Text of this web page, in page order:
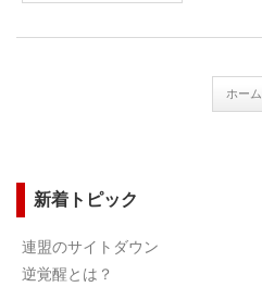
ホーム
新着トピック
連盟のサイトダウン
逆覚醒とは？